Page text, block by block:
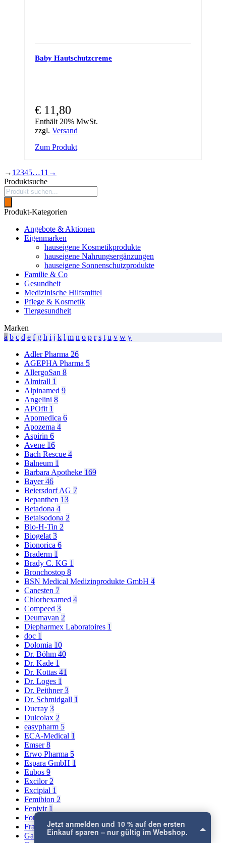
Jetzt anmelden und 10 % auf den ersten
Einkauf sparen – nur gültig im Webshop.
Baby Hautschutzcreme
€ 11,80
Enthält 20% MwSt.
zzgl. Versand
Zum Produkt
→ 1 2345…11 →
Produktsuche
Products
search
Produkt-Kategorien
Angebote & Aktionen
Eigenmarken
hauseigene Kosmetikprodukte
hauseigene Nahrungsergänzungen
hauseigene Sonnenschutzprodukte
Familie & Co
Gesundheit
Medizinische Hilfsmittel
Pflege & Kosmetik
Tiergesundheit
Marken
a b c d e f g h i j k l m n o p r s t u v w y
Adler Pharma 26
AGEPHA Pharma 5
AllergoSan 8
Almirall 1
Alpinamed 9
Angelini 8
APOfit 1
Apomedica 6
Apozema 4
Aspirin 6
Avene 16
Bach Rescue 4
Balneum 1
Barbara Apotheke 169
Bayer46
Beiersdorf AG 7
Bepanthen 13
Betadona 4
Betaisodona 2
Bio-H-Tin 2
Biogelat 3
Bionorica 6
Braderm 1
Brady C. KG 1
Bronchostop 8
BSN Medical Medizinprodukte GmbH 4
Canesten 7
Chlorhexamed 4
Compeed 3
Deumavan 2
Diepharmex Laboratoires 1
doc 1
Dolomia 10
Dr. Böhm 40
Dr. Kade 1
Dr. Kottas 41
Dr. Loges 1
Dr. Peithner3
Dr. Schmidgall 1
Ducray 3
Dulcolax 2
easypharm 5
ECA-Medical 1
Emser8
Erwo Pharma 5
Espara GmbH 1
Eubos 9
Excilor 2
Excipial 1
Femibion 2
Fenivir 1
Formoline
Frank&Co1
Gaviscon3